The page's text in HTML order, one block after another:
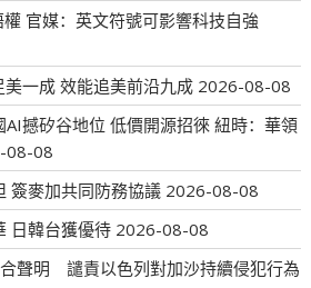
官媒：英文符號可影響科技自強
一成 效能追美前沿九成 2026-08-08
撼矽谷地位 低價開源招徠 紐時：華領
08-08
簽麥加共同防務協議 2026-08-08
日韓台獲優待 2026-08-08
聲明 譴責以色列對加沙持續侵犯行為